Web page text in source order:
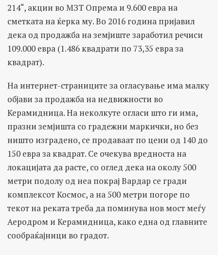
214“, акции во МЗТ Опрема и 9.600 евра на
сметката на ќерка му. Во 2016 година пријавил
дека од продажба на земјиште заработил речиси
109.000 евра (1.486 квадрати по 73,35 евра за
квадрат).
На интернет-страниците за огласување има малку
објави за продажба на недвижности во
Керамидница. На неколкуте огласи што ги има,
празни земјишта со градежни маркички, но без
ништо изградено, се продаваат по цени од 140 до
150 евра за квадрат. Се очекува вредноста на
локацијата да расте, со оглед дека на околу 500
метри подолу од неа покрај Вардар се гради
комплексот Космос, а на 500 метри погоре по
текот на реката треба да поминува нов мост меѓу
Аеродром и Керамидница, како една од главните
сообраќајници во градот.